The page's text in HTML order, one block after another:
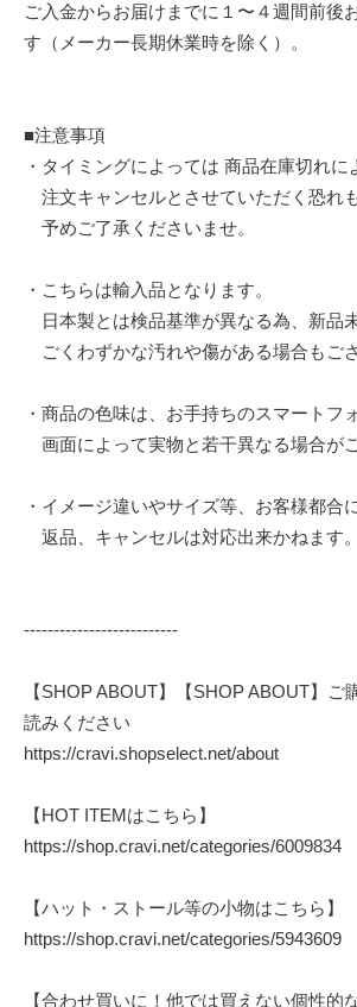
ご入金からお届けまでに１〜４週間前後
す（メーカー長期休業時を除く）。
■注意事項
・タイミングによっては 商品在庫切れに
注文キャンセルとさせていただく恐れ
予めご了承くださいませ。
・こちらは輸入品となります。
日本製とは検品基準が異なる為、新品
ごくわずかな汚れや傷がある場合もござ
・商品の色味は、お手持ちのスマートフ
画面によって実物と若干異なる場合が
・イメージ違いやサイズ等、お客様都合
返品、キャンセルは対応出来かねます。
--------------------------
【SHOP ABOUT】【SHOP ABOUT】ご
読みください
https://cravi.shopselect.net/about
【HOT ITEMはこちら】
https://shop.cravi.net/categories/6009834
【ハット・ストール等の小物はこちら】
https://shop.cravi.net/categories/5943609
【合わせ買いに！他では買えない個性的